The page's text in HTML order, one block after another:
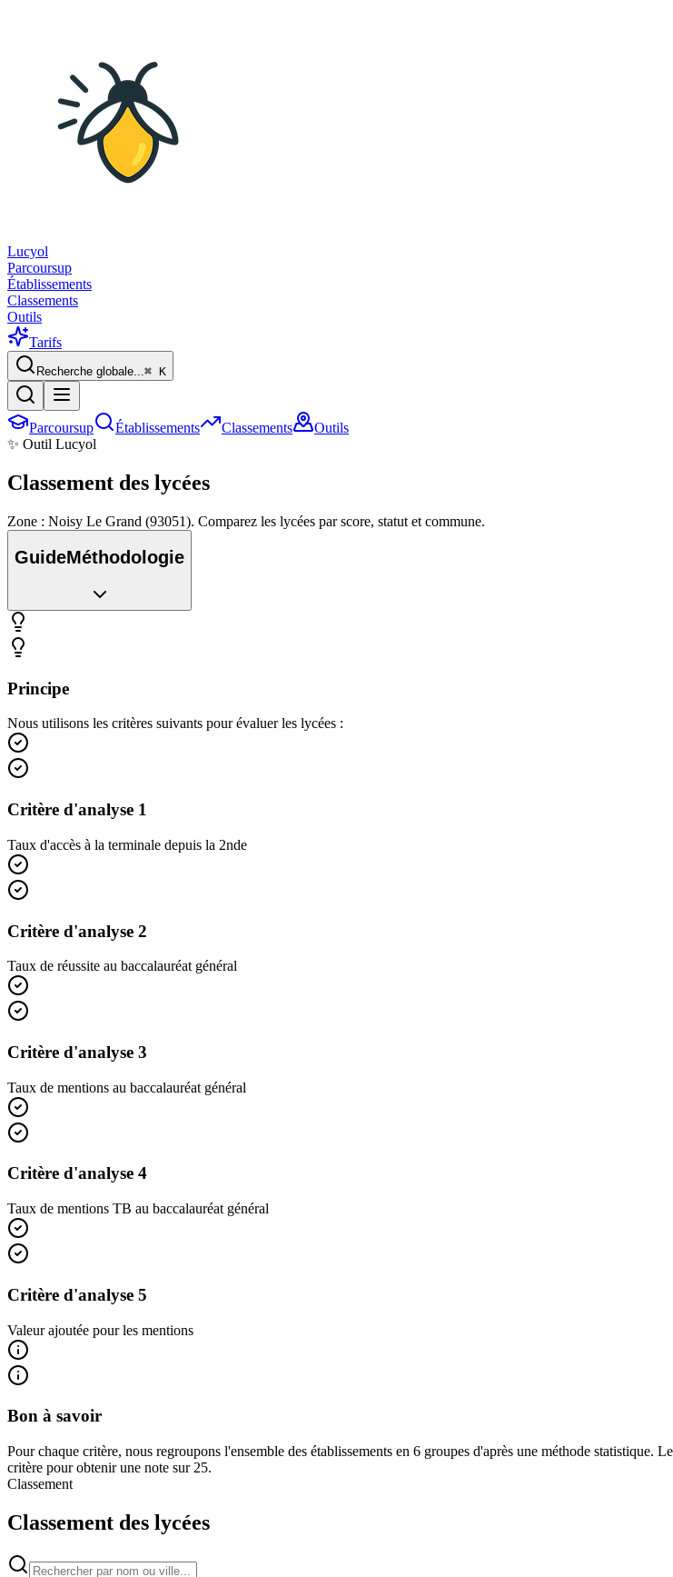
Lucyol
Parcoursup
Établissements
Classements
Outils
Tarifs
Recherche globale...⌘ K
Parcoursup Établissements Classements
Outils
✨ Outil Lucyol
Classement des lycées
Zone : Noisy Le Grand (93051). Comparez les lycées par score, statut et commune.
GuideMéthodologie
Principe
Nous utilisons les critères suivants pour évaluer les lycées :
Critère d'analyse 1
Taux d'accès à la terminale depuis la 2nde
Critère d'analyse 2
Taux de réussite au baccalauréat général
Critère d'analyse 3
Taux de mentions au baccalauréat général
Critère d'analyse 4
Taux de mentions TB au baccalauréat général
Critère d'analyse 5
Valeur ajoutée pour les mentions
Bon à savoir
Pour chaque critère, nous regroupons l'ensemble des établissements en 6 groupes d'après une méthode
critère pour obtenir une note sur 25.
Classement
Classement des lycées